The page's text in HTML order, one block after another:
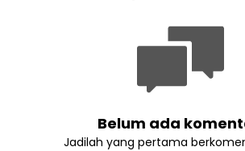
Belum ada
Jadilah yang pertama